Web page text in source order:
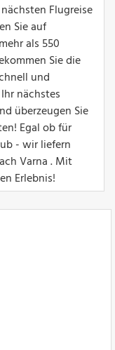
Flugreise
Sie auf
als 550
Sie die
und
nächstes
überzeugen Sie
Egal ob für
- wir liefern
Varna . Mit
Erlebnis!